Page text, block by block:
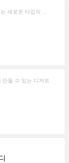
만들 수 있는 디저트